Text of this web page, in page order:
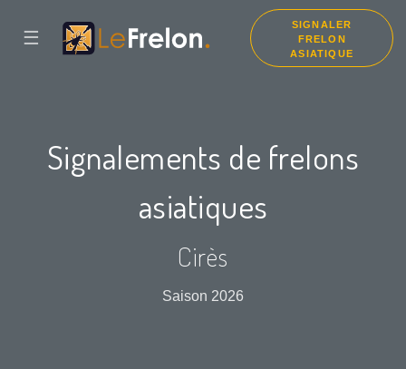
☰
SIGNALER
FRELON
ASIATIQUE
Signalements de frelons
asiatiques
Cirès
Saison 2026